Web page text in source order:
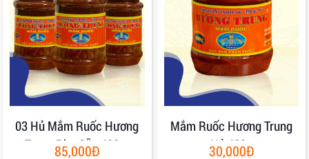
03 Hủ Mắm Ruốc Hương
Trung Pha Sẵn 400gr
85,000Đ
Mắm Ruốc Hương Trung
Hủ 400g
30,000Đ